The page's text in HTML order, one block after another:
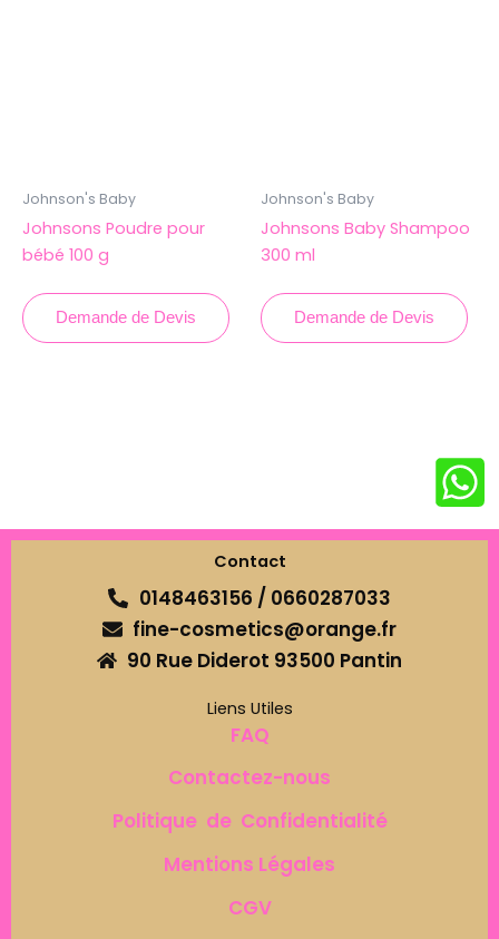
Johnson's Baby
Johnsons Poudre pour
bébé 100 g
Demande de Devis
Johnson's Baby
Johnsons Baby Shampoo
300 ml
Demande de Devis
Contact
0148463156 / 0660287033
fine-cosmetics@orange.fr
90 Rue Diderot 93500 Pantin
Liens Utiles
FAQ
Contactez-nous
Politique de Confidentialité
Mentions Légales
CGV